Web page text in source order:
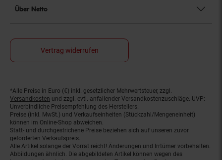
Über Netto
Vertrag widerrufen
Fußnoten
*Alle Preise in Euro (€) inkl. gesetzlicher Mehrwertsteuer, zzgl.
Versandkosten und zzgl. evtl. anfallender Versandkostenzuschläge. UVP:
Unverbindliche Preisempfehlung des Herstellers.
Preise (inkl. MwSt.) und Verkaufseinheiten (Stückzahl/Mengeneinheit)
können im Online-Shop abweichen.
Statt- und durchgestrichene Preise beziehen sich auf unseren zuvor
geforderten Verkaufspreis.
Alle Artikel solange der Vorrat reicht! Änderungen und Irrtümer vorbehalten.
Abbildungen ähnlich. Die abgebildeten Artikel können wegen des